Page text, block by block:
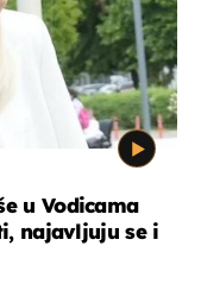
u Vodicama
najavljuju se i